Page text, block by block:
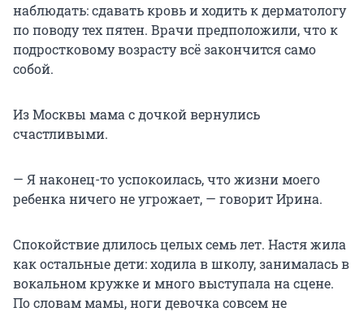
наблюдать: сдавать кровь и ходить к дерматологу
по поводу тех пятен. Врачи предположили, что к
подростковому возрасту всё закончится само
собой.
Из Москвы мама с дочкой вернулись
счастливыми.
— Я наконец-то успокоилась, что жизни моего
ребенка ничего не угрожает, — говорит Ирина.
Спокойствие длилось целых семь лет. Настя жила
как остальные дети: ходила в школу, занималась в
вокальном кружке и много выступала на сцене.
По словам мамы, ноги девочка совсем не